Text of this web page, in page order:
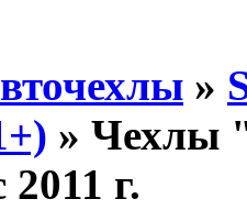
»
» Чехлы
г.